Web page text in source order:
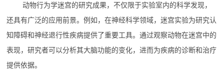
动物行为学迷宫的研究成果，不仅限于实验室内的科学发现，
还具有广泛的应用前景。例如，在神经科学领域，迷宫实验为研究认
知障碍和神经退行性疾病提供了重要工具。通过观察动物在迷宫中的
表现，研究者可以分析其大脑功能的变化，进而为疾病的诊断和治疗
提供依据。